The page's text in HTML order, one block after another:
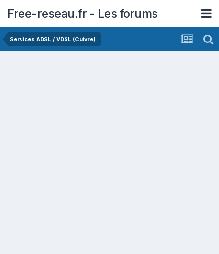
Free-reseau.fr - Les forums
Services ADSL / VDSL (Cuivre)